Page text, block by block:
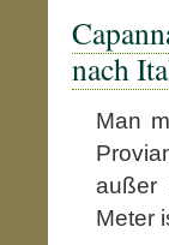
nach
Man
außer
Meter